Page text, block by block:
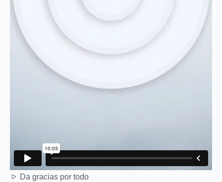
Da gracias por todo